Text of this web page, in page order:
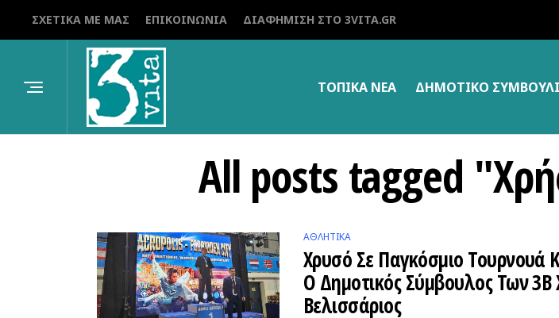
ΣΧΕΤΙΚΆ ΜΕ ΜΑΣ ΕΠΙΚΟΙΝΩΝΊΑ ΔΙΑΦΉΜΙΣΗ ΣΤΟ 3VITA.GR
ΤΟΠΙΚΑ ΝΕΑ ΔΗΜΟΤΙΚΌ
All posts tagged
ΑΘΛΗΤΙΚΆ
Χρυσό Σε Παγκόσμιο Τουρνουά
Ο Δημοτικός Σύμβουλος Των 3Β
Βελισσάριος